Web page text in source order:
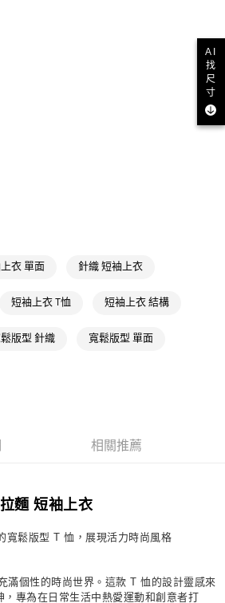
含以上)免運費
含以上)免運費
含以上)免運費
含以上)免運費
衣 單面 針織 短袖上衣
短袖上衣 T恤 短袖上衣 結構
版型 針織 寬鬆版型 單面
相關推薦
拉麵 短袖上衣
寬鬆版型 T 恤，展現活力時尚風格
滿個性的時尚世界。這款 T 恤的設計靈感來
，專為在日常生活中熱愛運動和創意者打
AI
找
尺
寸